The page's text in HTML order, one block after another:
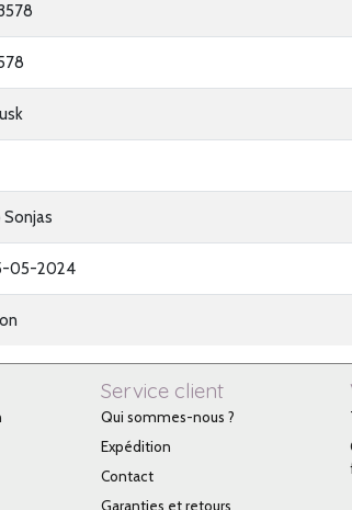
Sonjas
05-2024
Service client
Qui sommes-nous ?
Expédition
Contact
Garanties et retours